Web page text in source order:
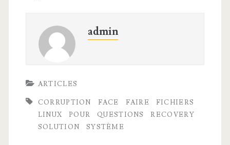
admin
ARTICLES
CORRUPTION FACE FAIRE
FICHIERS
LINUX
POUR QUESTIONS
RECOVERY
SOLUTION
SYSTÈME